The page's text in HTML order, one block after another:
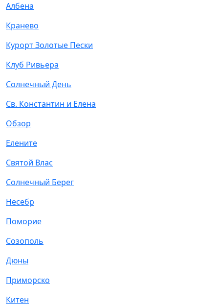
Албена
Кранево
Курорт Золотые Пески
Клуб Ривьера
Солнечный День
Св. Константин и Елена
Обзор
Елените
Святой Влас
Солнечный Берег
Несебр
Поморие
Созополь
Дюны
Приморско
Китен